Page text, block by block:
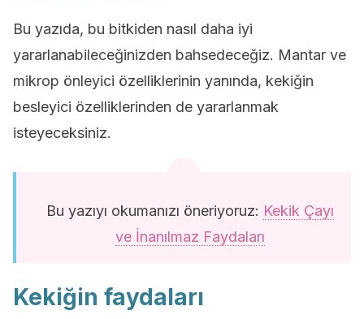
Bu yazıda, bu bitkiden nasıl daha iyi
yararlanabileceğinizden bahsedeceğiz. Mantar ve
mikrop önleyici özelliklerinin yanında, kekiğin
besleyici özelliklerinden de yararlanmak
isteyeceksiniz.
Bu yazıyı okumanızı öneriyoruz: Kekik Çayı
ve İnanılmaz Faydaları
Kekiğin faydaları